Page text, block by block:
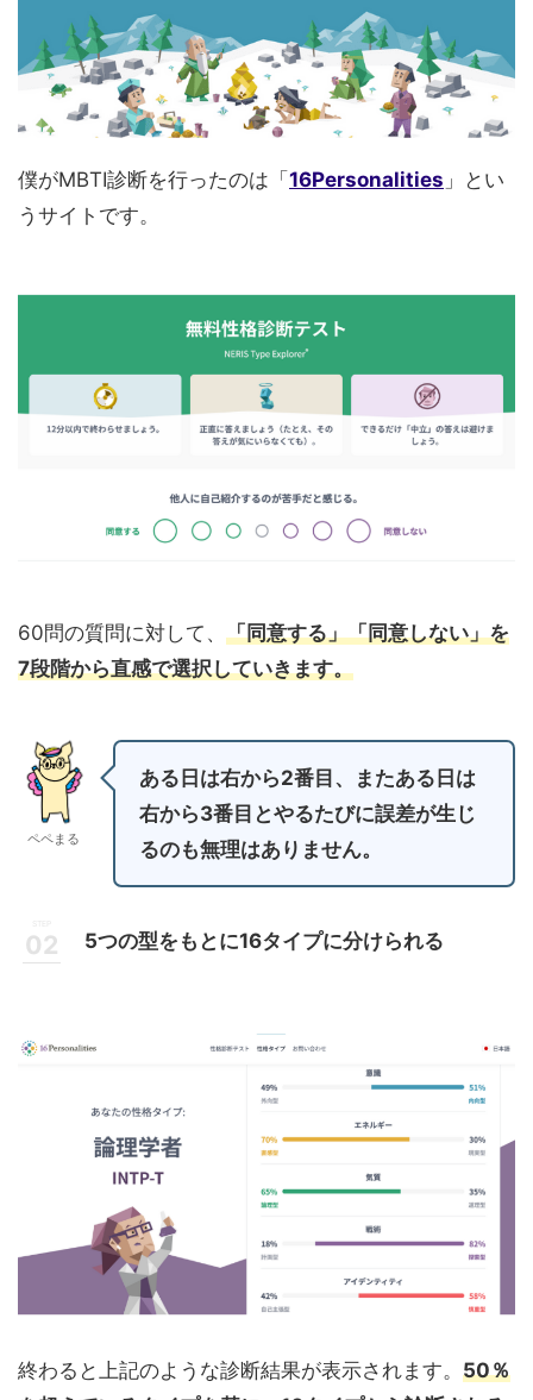
僕がMBTI診断を行ったのは「 16Personalities 」とい
うサイトです。
60問の質問に対して、 「同意する」「同意しない」を
7段階から直感で選択していきます。
ペペまる
ある日は右から2番目、またある日は
右から3番目とやるたびに誤差が生じ
るのも無理はありません。
5つの型をもとに16タイプに分けられる
終わると上記のような診断結果が表示されます。 50％